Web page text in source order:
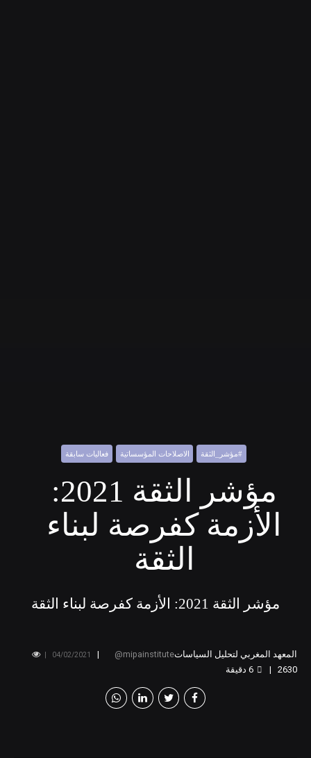
#مؤشر_الثقة الاصلاحات المؤسساتية فعاليات سابقة
مؤشر الثقة 2021:
الأزمة كفرصة لبناء
الثقة
مؤشر الثقة 2021: الأزمة كفرصة لبناء الثقة
المعهد المغربي لتحليل السياساتmipainstitute
04/02/2021
2630
6دقيقة